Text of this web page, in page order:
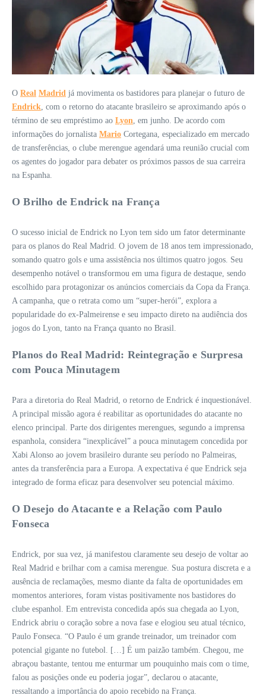
O Real Madrid já movimenta os bastidores para planejar o futuro de
Endrick, com o retorno do atacante brasileiro se aproximando após o
término de seu empréstimo ao Lyon, em junho. De acordo com
informações do jornalista Mario Cortegana, especializado em mercado
de transferências, o clube merengue agendará uma reunião crucial com
os agentes do jogador para debater os próximos passos de sua carreira
na Espanha.
O Brilho de Endrick na França
O sucesso inicial de Endrick no Lyon tem sido um fator determinante
para os planos do Real Madrid. O jovem de 18 anos tem impressionado,
somando quatro gols e uma assistência nos últimos quatro jogos. Seu
desempenho notável o transformou em uma figura de destaque, sendo
escolhido para protagonizar os anúncios comerciais da Copa da França.
A campanha, que o retrata como um “super-herói”, explora a
popularidade do ex-Palmeirense e seu impacto direto na audiência dos
jogos do Lyon, tanto na França quanto no Brasil.
Planos do Real Madrid: Reintegração e Surpresa
com Pouca Minutagem
Para a diretoria do Real Madrid, o retorno de Endrick é inquestionável.
A principal missão agora é reabilitar as oportunidades do atacante no
elenco principal. Parte dos dirigentes merengues, segundo a imprensa
espanhola, considera “inexplicável” a pouca minutagem concedida por
Xabi Alonso ao jovem brasileiro durante seu período no Palmeiras,
antes da transferência para a Europa. A expectativa é que Endrick seja
integrado de forma eficaz para desenvolver seu potencial máximo.
O Desejo do Atacante e a Relação com Paulo
Fonseca
Endrick, por sua vez, já manifestou claramente seu desejo de voltar ao
Real Madrid e brilhar com a camisa merengue. Sua postura discreta e a
ausência de reclamações, mesmo diante da falta de oportunidades em
momentos anteriores, foram vistas positivamente nos bastidores do
clube espanhol. Em entrevista concedida após sua chegada ao Lyon,
Endrick abriu o coração sobre a nova fase e elogiou seu atual técnico,
Paulo Fonseca. “O Paulo é um grande treinador, um treinador com
potencial gigante no futebol. […] É um paizão também. Chegou, me
abraçou bastante, tentou me enturmar um pouquinho mais com o time,
falou as posições onde eu poderia jogar”, declarou o atacante,
ressaltando a importância do apoio recebido na França.